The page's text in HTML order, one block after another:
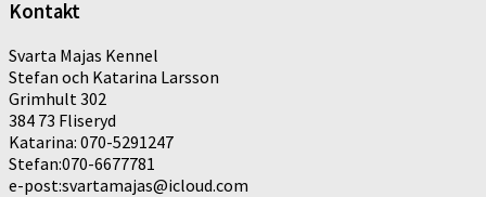
Kontakt
Svarta Majas Kennel
Stefan och Katarina Larsson
Grimhult 302
384 73 Fliseryd
Katarina: 070-5291247
Stefan:070-6677781
e-post:svartamajas@icloud.com